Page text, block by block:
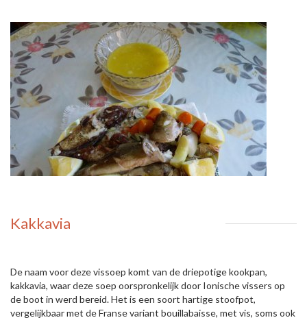
Kakkavia
De naam voor deze vissoep komt van de driepotige kookpan,
kakkavia, waar deze soep oorspronkelijk door Ionische vissers op
de boot in werd bereid. Het is een soort hartige stoofpot,
vergelijkbaar met de Franse variant bouillabaisse, met vis, soms ook